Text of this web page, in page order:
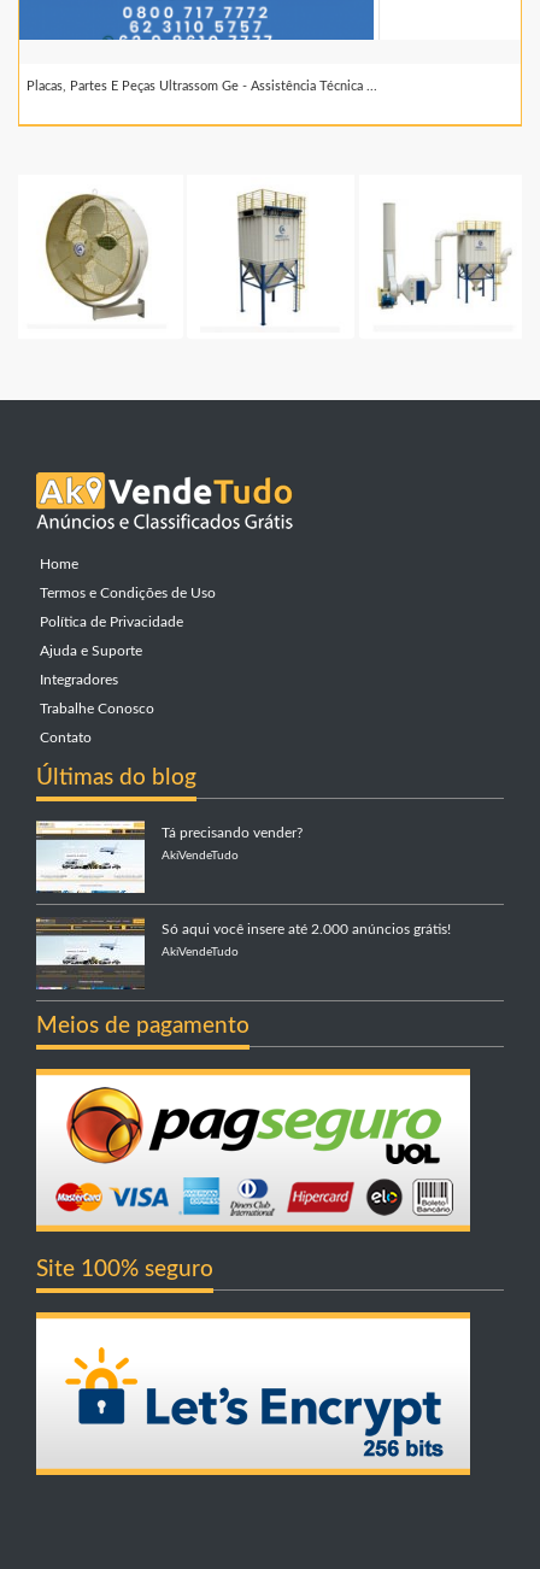
Placas, Partes E Peças Ultrassom Ge - Assistência Técnica ...
Home
Termos e Condições de Uso
Política de Privacidade
Ajuda e Suporte
Integradores
Trabalhe Conosco
Contato
Últimas do blog
Tá precisando vender?
AkiVendeTudo
Só aqui você insere até 2.000 anúncios grátis!
AkiVendeTudo
Meios de pagamento
Site 100% seguro